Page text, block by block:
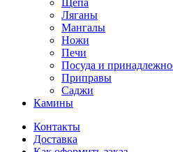
Щепа
Ляганы
Мангалы
Ножи
Печи
Посуда и
Приправы
Саджи
Камины
Контакты
Доставка